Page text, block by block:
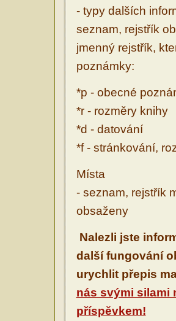
- typy dalších
seznam, rejstřík
jmenný rejstřík,
poznámky:
*p - obecné
*r - rozměry knihy
*d - datování
*f - stránkování,
Místa
- seznam, rejstřík
obsaženy
Nalezli jste
další fungování
urychlit přepis
nás svými silami
příspěvkem!